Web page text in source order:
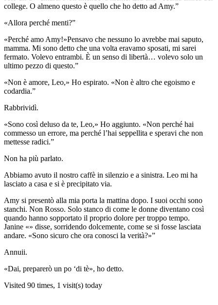
college. O almeno questo è quello che ho detto ad Amy.”
«Allora perché menti?”
«Perché amo Amy!»Pensavo che nessuno lo avrebbe mai saputo,
mamma. Mi sono detto che una volta eravamo sposati, mi sarei
fermato. Volevo entrambi. È un senso di libertà… volevo solo un
ultimo pezzo di questo.”
«Non è amore, Leo,» Ho espirato. «Non è altro che egoismo e
codardia.”
Rabbrividì.
«Sono così deluso da te, Leo,» Ho aggiunto. «Non perché hai
commesso un errore, ma perché l’hai seppellita e speravi che non
mettesse radici.”
Non ha più parlato.
Abbiamo avuto il nostro caffè in silenzio e a sinistra. Leo mi ha
lasciato a casa e si è precipitato via.
Amy si presentò alla mia porta la mattina dopo. I suoi occhi sono
stanchi. Non Rosso. Solo stanco di come le donne diventano così
quando hanno sopportato il proprio dolore per troppo tempo.
Janine «» disse, sorridendo dolcemente, come se si fosse lasciata
andare. «Sono sicuro che ora conosci la verità?»”
Annuii.
«Dai, preparerò un po ‘di tè», ho detto.
Visited 90 times, 1 visit(s) today